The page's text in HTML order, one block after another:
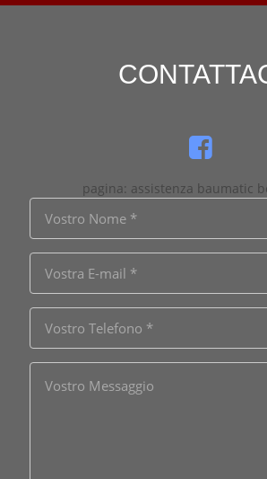
pagina: assistenza baumatic